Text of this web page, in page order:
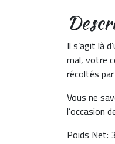
Il s’agit là
mal, votre
récoltés
Vous ne
l’occasion
Poids Net: